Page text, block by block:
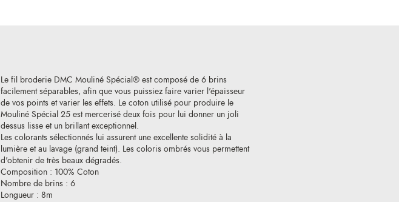
Le fil broderie DMC Mouliné Spécial® est composé de 6 brins
facilement séparables, afin que vous puissiez faire varier l'épaisseur
de vos points et varier les effets. Le coton utilisé pour produire le
Mouliné Spécial 25 est mercerisé deux fois pour lui donner un joli
dessus lisse et un brillant exceptionnel.
Les colorants sélectionnés lui assurent une excellente solidité à la
lumière et au lavage (grand teint). Les coloris ombrés vous permettent
d'obtenir de très beaux dégradés.
Composition : 100% Coton
Nombre de brins : 6
Longueur : 8m